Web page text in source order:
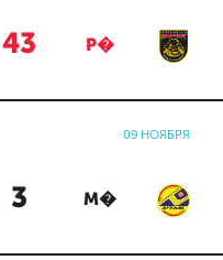
43 Р�
09 НОЯБРЯ
3 М�